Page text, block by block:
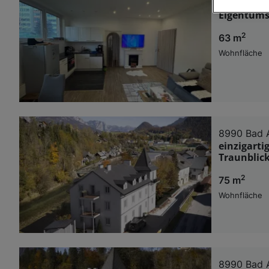
63 m2
Wohnfläche
8990 Bad
75 m2
Wohnfläche
8990 Bad
Wir und